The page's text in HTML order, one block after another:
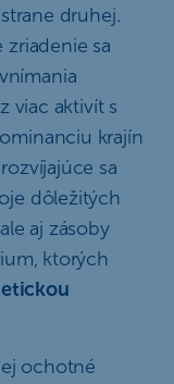
druhej.
sa
viac aktivít s
krajín
sa
dôležitých
aj zásoby
ktorých
ochotné